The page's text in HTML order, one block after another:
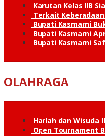
Karutan Kelas IIB
Terkait Keberadaan
Bupati Kasmarni
Bupati Kasmarni
Bupati Kasmarni
OLAHRAGA
Harlah dan Wisuda
Open Tournament